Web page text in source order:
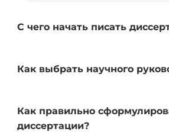
С чего начать писать
Как выбрать научного
Как правильно
диссертации?